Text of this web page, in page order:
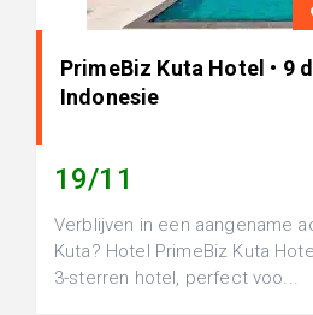
PrimeBiz Kuta Hotel • 9
Indonesie
19/11
Verblijven in een aangename
Kuta? Hotel PrimeBiz Kuta
3-sterren hotel, perfect voo...